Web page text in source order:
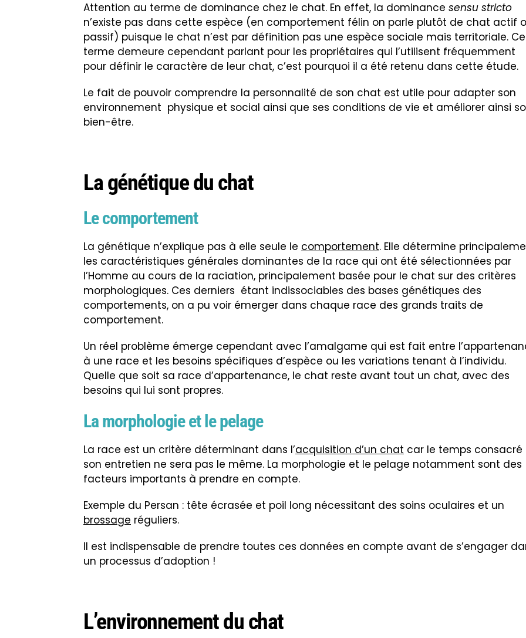
Attention au terme de dominance chez le chat. En effet, la dominance sensu stricto
n’existe pas dans cette espèce (en comportement félin on parle plutôt de chat actif
passif) puisque le chat n’est par définition pas une espèce sociale mais territoriale. Ce
terme demeure cependant parlant pour les propriétaires qui l’utilisent fréquemment
pour définir le caractère de leur chat, c’est pourquoi il a été retenu dans cette étude.
Le fait de pouvoir comprendre la personnalité de son chat est utile pour adapter son
environnement physique et social ainsi que ses conditions de vie et améliorer ainsi
bien-être.
La génétique du chat
Le comportement
La génétique n’explique pas à elle seule le comportement. Elle détermine
les caractéristiques générales dominantes de la race qui ont été sélectionnées par
l’Homme au cours de la raciation, principalement basée pour le chat sur des critères
morphologiques. Ces derniers étant indissociables des bases génétiques des
comportements, on a pu voir émerger dans chaque race des grands traits de
comportement.
Un réel problème émerge cependant avec l’amalgame qui est fait entre
à une race et les besoins spécifiques d’espèce ou les variations tenant à l’individu.
Quelle que soit sa race d’appartenance, le chat reste avant tout un chat, avec des
besoins qui lui sont propres.
La morphologie et le pelage
La race est un critère déterminant dans l’acquisition d’un chat car le temps consacré
son entretien ne sera pas le même. La morphologie et le pelage notamment sont des
facteurs importants à prendre en compte.
Exemple du Persan : tête écrasée et poil long nécessitant des soins oculaires et un
brossage réguliers.
Il est indispensable de prendre toutes ces données en compte avant de s’engager
un processus d’adoption !
L’environnement du chat